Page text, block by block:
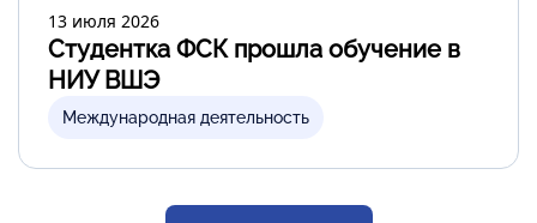
13 июля 2026
Студентка ФСК прошла обучение в
НИУ ВШЭ
Международная деятельность